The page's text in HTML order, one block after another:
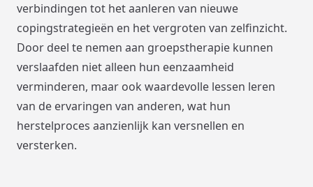
verbindingen tot het aanleren van nieuwe
copingstrategieën en het vergroten van zelfinzicht.
Door deel te nemen aan groepstherapie kunnen
verslaafden niet alleen hun eenzaamheid
verminderen, maar ook waardevolle lessen leren
van de ervaringen van anderen, wat hun
herstelproces aanzienlijk kan versnellen en
versterken.